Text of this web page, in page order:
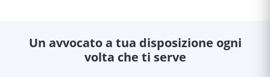
Un avvocato a tua disposizione ogni
volta che ti serve